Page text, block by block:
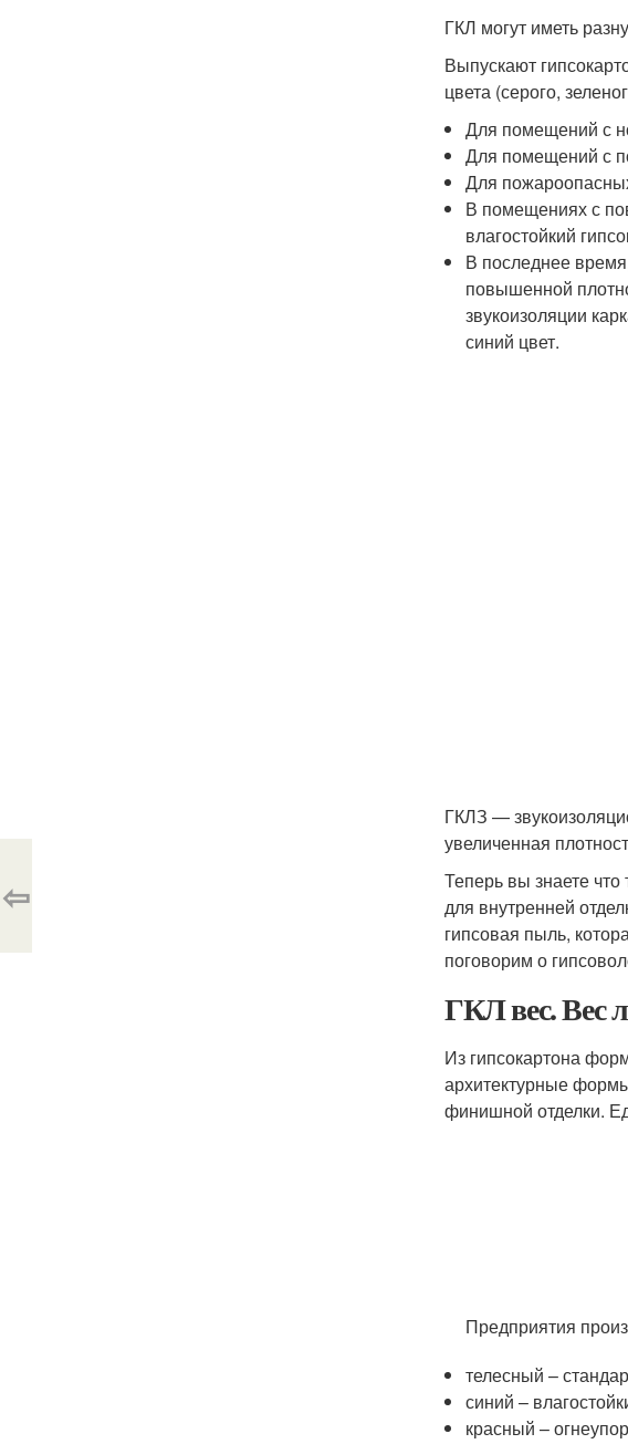
ГКЛ могут иметь
Выпускают
цвета (серого,
Для помещений с
Для помещений с
Для
В помещениях с
влагостойкий
В последнее
повышенной
звукоизоляции
синий цвет.
ГКЛЗ —
увеличенная
Теперь вы знаете
для внутренней
гипсовая пыль,
поговорим о
ГКЛ вес. Вес
Из гипсокартона
архитектурные
финишной отделки.
Предприятия
телесный –
синий –
красный –
⇦